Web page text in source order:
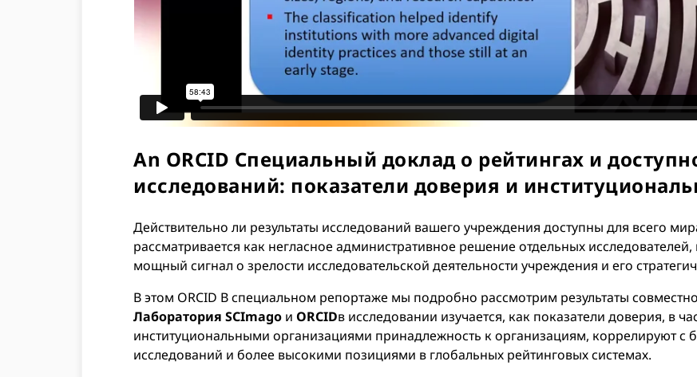
An ORCID Специальный доклад о рейтингах и
исследований: показатели доверия и
Действительно ли результаты исследований вашего учреждения доступны для всего
рассматривается как негласное административное решение отдельных
мощный сигнал о зрелости исследовательской деятельности учреждения и его
В этом ORCID В специальном репортаже мы подробно рассмотрим результаты
Лаборатория SCImago и ORCIDв исследовании изучается, как показатели доверия, в
институциональными организациями принадлежность к организациям, коррелируют с
исследований и более высокими позициями в глобальных рейтинговых системах.